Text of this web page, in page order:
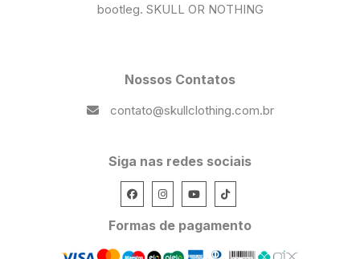
bootleg. SKULL OR NOTHING
Nossos Contatos
contato@skullclothing.com.br
Siga nas redes sociais
Formas de pagamento